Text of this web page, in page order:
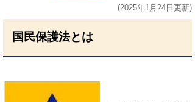
(2025年1月24日更新)
国民保護法とは